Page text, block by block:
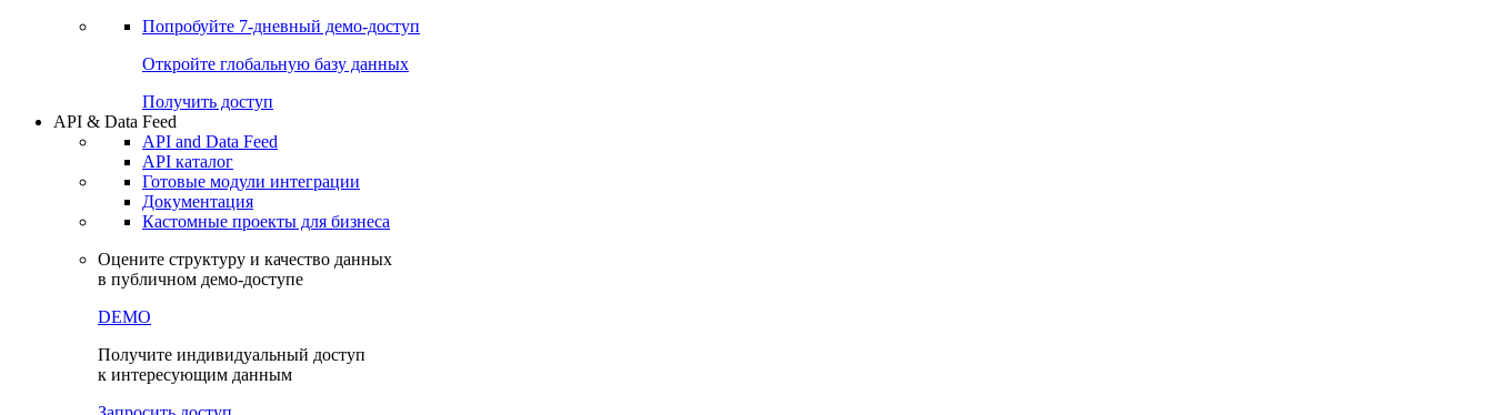
Попробуйте 7-дневный демо-доступ
Откройте глобальную базу данных
Получить доступ
API & Data Feed
API and Data Feed
API каталог
Готовые модули интеграции
Документация
Кастомные проекты для бизнеса
Оцените структуру и качество данных
в публичном демо-доступе
DEMO
Получите индивидуальный доступ
к интересующим данным